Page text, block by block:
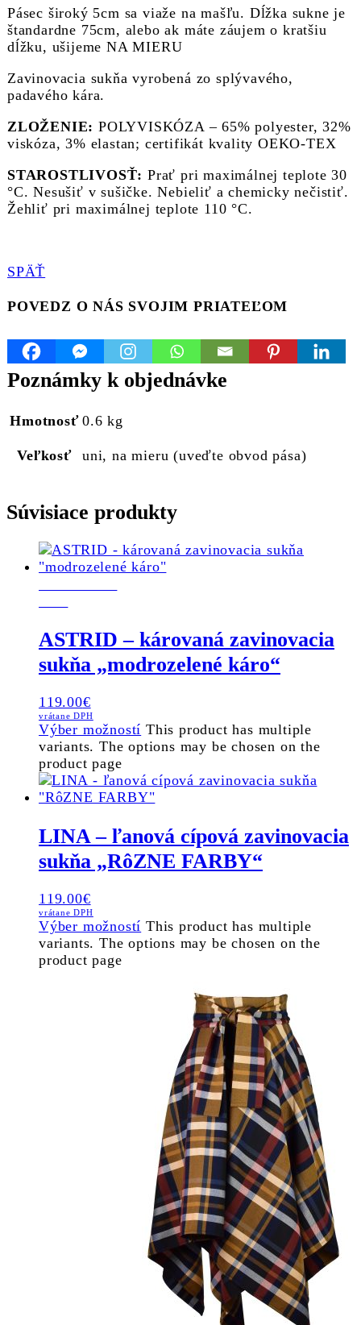
Pásec široký 5cm sa viaže na mašľu. Dĺžka sukne je
štandardne 75cm, alebo ak máte záujem o kratšiu
dĺžku, ušijeme NA MIERU
Zavinovacia sukňa vyrobená zo splývavého,
padavého kára.
ZLOŽENIE: POLYVISKÓZA – 65% polyester, 32%
viskóza, 3% elastan; certifikát kvality OEKO-TEX
STAROSTLIVOSŤ: Prať pri maximálnej teplote 30
°C. Nesušiť v sušičke. Nebieliť a chemicky nečistiť.
Žehliť pri maximálnej teplote 110 °C.
SPÄŤ
POVEDZ O NÁS SVOJIM PRIATEĽOM
Poznámky k objednávke
Hmotnosť 0.6 kg
Veľkosť uni, na mieru (uveďte obvod pása)
Súvisiace produkty
ASTRID – károvaná zavinovacia
sukňa „modrozelené káro“
119.00€
vrátane DPH
Výber možností This product has multiple
variants. The options may be chosen on the
product page
LINA – ľanová cípová zavinovacia
sukňa „RôZNE FARBY“
119.00€
vrátane DPH
Výber možností This product has multiple
variants. The options may be chosen on the
product page